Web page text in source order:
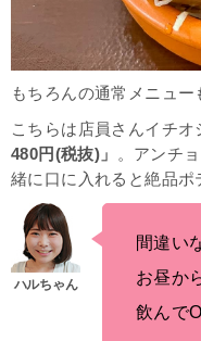
もちろんの通常メニュー
こちらは店員さんイチオ
480円(税抜)」 。アンチ
緒に口に入れると絶品ポ
間違い
お昼か
飲んで